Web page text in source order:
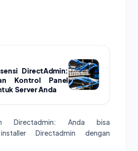
DirectAdmin:
Kontrol Panel
Server Anda
Directadmin: Anda bisa
Directadmin dengan